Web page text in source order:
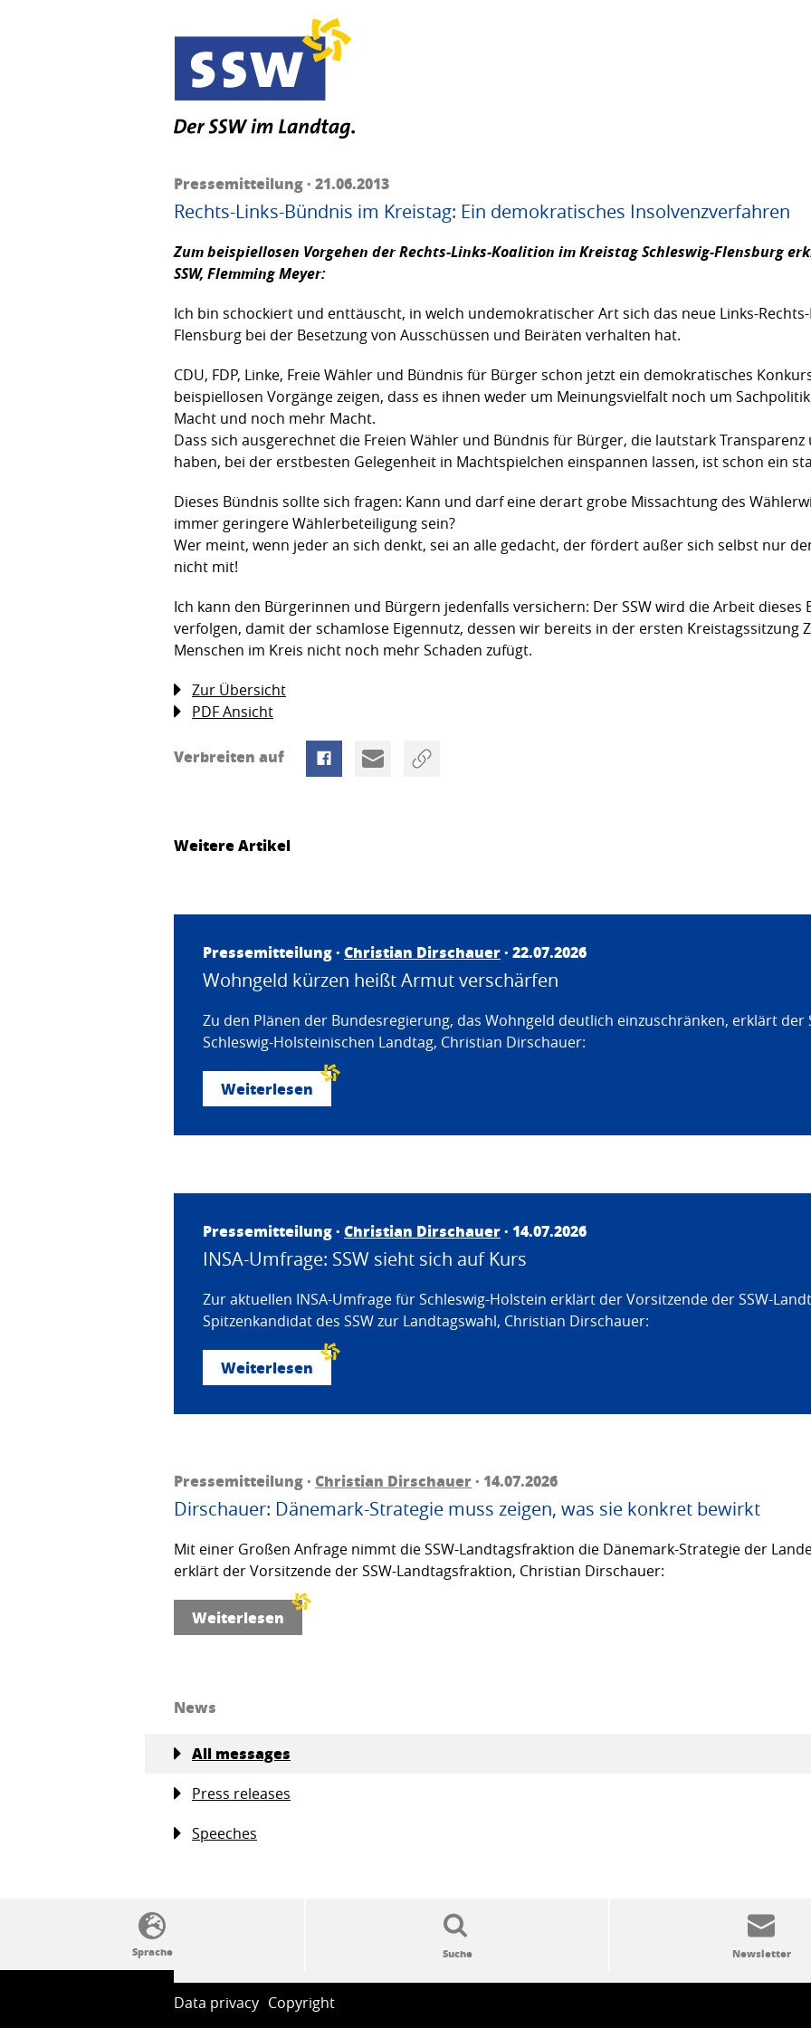
Pressemitteilung · 21.06.2013
Rechts-Links-Bündnis im Kreistag: Ein demokratisches Insolvenzverfahren
Zum beispiellosen Vorgehen der Rechts-Links-Koalition im Kreistag Schleswig-Flensburg
SSW, Flemming Meyer:
Ich bin schockiert und enttäuscht, in welch undemokratischer Art sich das neue Links-
Flensburg bei der Besetzung von Ausschüssen und Beiräten verhalten hat.
CDU, FDP, Linke, Freie Wähler und Bündnis für Bürger schon jetzt ein demokratisches
beispiellosen Vorgänge zeigen, dass es ihnen weder um Meinungsvielfalt noch um
Macht und noch mehr Macht.
Dass sich ausgerechnet die Freien Wähler und Bündnis für Bürger, die lautstark
haben, bei der erstbesten Gelegenheit in Machtspielchen einspannen lassen, ist schon ein
Dieses Bündnis sollte sich fragen: Kann und darf eine derart grobe Missachtung des
immer geringere Wählerbeteiligung sein?
Wer meint, wenn jeder an sich denkt, sei an alle gedacht, der fördert außer sich selbst nur
nicht mit!
Ich kann den Bürgerinnen und Bürgern jedenfalls versichern: Der SSW wird die Arbeit dieses
verfolgen, damit der schamlose Eigennutz, dessen wir bereits in der ersten Kreistagssitzung
Menschen im Kreis nicht noch mehr Schaden zufügt.
Zur Übersicht
PDF Ansicht
Verbreiten auf
Weitere Artikel
Pressemitteilung · Christian Dirschauer· 22.07.2026
Wohngeld kürzen heißt Armut verschärfen
Zu den Plänen der Bundesregierung, das Wohngeld deutlich einzuschränken, erklärt der
Schleswig-Holsteinischen Landtag, Christian Dirschauer:
Weiterlesen
Pressemitteilung · Christian Dirschauer· 14.07.2026
INSA-Umfrage: SSW sieht sich auf Kurs
Zur aktuellen INSA-Umfrage für Schleswig-Holstein erklärt der Vorsitzende der SSW-
Spitzenkandidat des SSW zur Landtagswahl, Christian Dirschauer:
Weiterlesen
Pressemitteilung · Christian Dirschauer· 14.07.2026
Dirschauer: Dänemark-Strategie muss zeigen, was sie konkret bewirkt
Mit einer Großen Anfrage nimmt die SSW-Landtagsfraktion die Dänemark-Strategie der
erklärt der Vorsitzende der SSW-Landtagsfraktion, Christian Dirschauer:
Weiterlesen
News
All messages
Press releases
Speeches
Data privacy Copyright